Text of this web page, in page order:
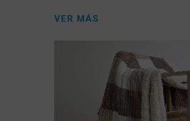
VER MÁS